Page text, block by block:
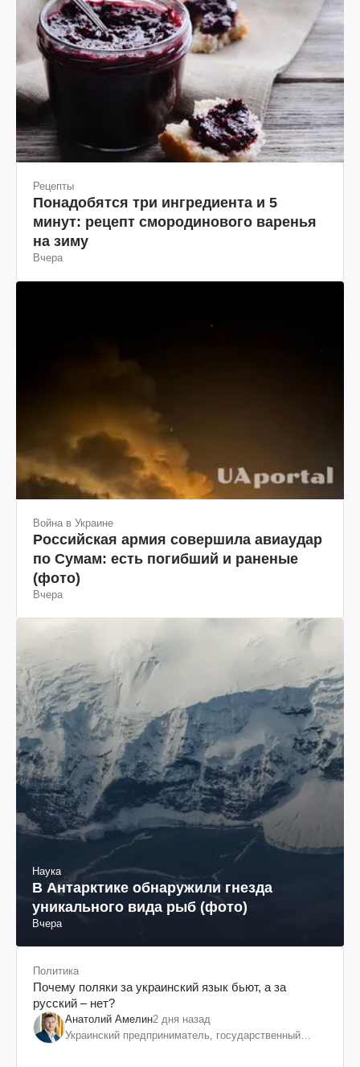
Рецепты
Понадобятся три ингредиента и 5
минут: рецепт смородинового варенья
на зиму
Вчера
Война в Украине
Российская армия совершила авиаудар
по Сумам: есть погибший и раненые
(фото)
Вчера
Наука
В Антарктике обнаружили гнезда
уникального вида рыб (фото)
Вчера
Политика
Почему поляки за украинский язык бьют, а за
русский – нет?
Анатолий Амелин2 дня назад
Украинский предприниматель, государственный